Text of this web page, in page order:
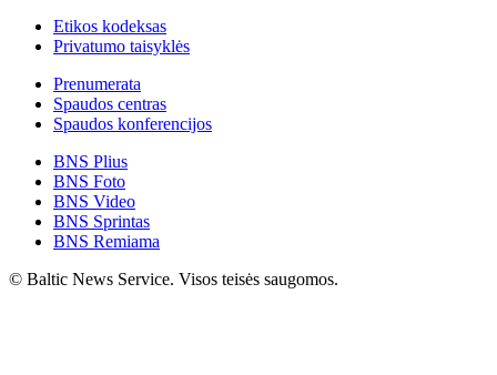
Etikos kodeksas
Privatumo taisyklės
Prenumerata
Spaudos centras
Spaudos konferencijos
BNS Plius
BNS Foto
BNS Video
BNS Sprintas
BNS Remiama
© Baltic News Service. Visos teisės saugomos.